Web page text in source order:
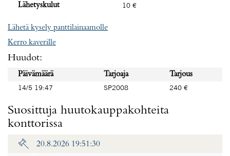
Lähetyskulut
10 €
Lähetä kysely panttilainaamolle
Kerro kaverille
Huudot:
Päivämäärä Tarjoaja
Tarjous
14/5 19:47
SP2008 240 €
Suosittuja huutokauppakohteita
konttorissa
20.8.2026 19:51:30